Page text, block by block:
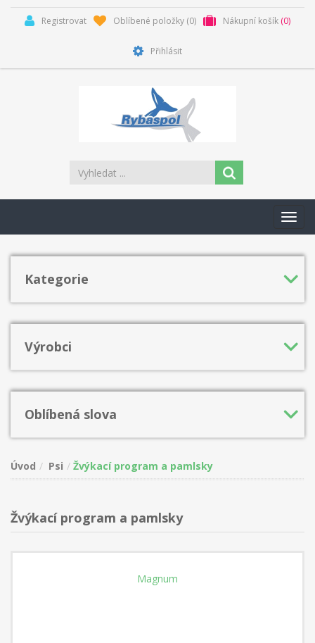
Registrovat Oblíbené položky (0) Nákupní košík (0)
Přihlásit
Kategorie
Výrobci
Oblíbená slova
Úvod Psi Žvýkací program a pamlsky
Žvýkací program a pamlsky
Magnum